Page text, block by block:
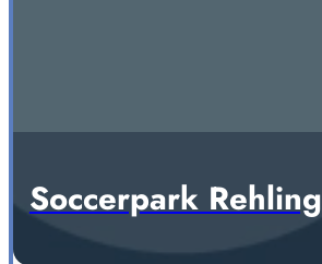
Soccerpark Rehling